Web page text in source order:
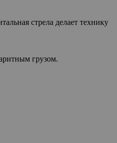
стрела делает технику
грузом.